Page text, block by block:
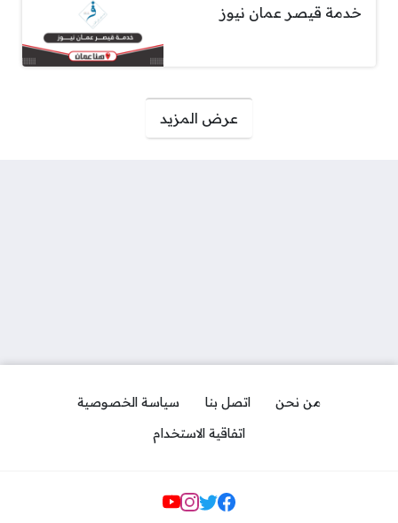
خدمة قيصر عمان نيوز
عرض المزيد
من نحن اتصل بنا
سياسة الخصوصية
اتفاقية الاستخدام
مواقع التواصل